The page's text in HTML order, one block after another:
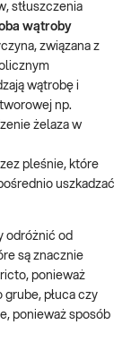
stłuszczenia
wątroby
związana z
wątrobę i
np.
żelaza w
pleśnie, które
uszkadzać
odróżnić od
są znacznie
ponieważ
płuca czy
ponieważ sposób